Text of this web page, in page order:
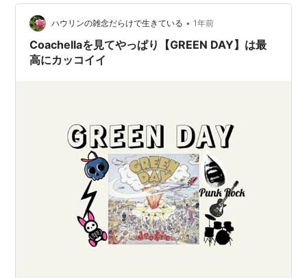
ハウリンの雑念だらけで生きている • 1年前
Coachellaを見てやっぱり【GREEN DAY】は最
高にカッコイイ